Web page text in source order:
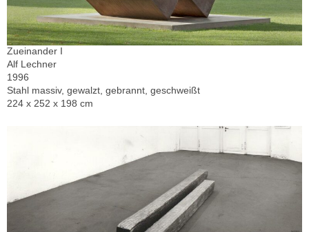
Zueinander I
Alf Lechner
1996
Stahl massiv, gewalzt, gebrannt, geschweißt
224 x 252 x 198 cm